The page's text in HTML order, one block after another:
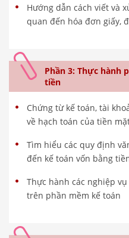
Hướng dẫn cách viết và
quan đến hóa đơn giấy,
Phần 3: Thực hành
tiền
Chứng từ kế toán, tài
về hạch toán của tiền
Tìm hiểu các quy định
đến kế toán vốn bằng
Thực hành các nghiệp
trên phần mềm kế toán